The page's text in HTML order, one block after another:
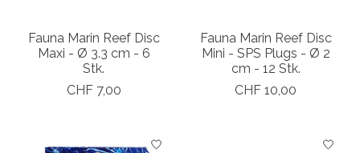
Fauna Marin Reef Disc
Maxi - Ø 3.3 cm - 6
Stk.
CHF 7,00
Fauna Marin Reef Disc
Mini - SPS Plugs - Ø 2
cm - 12 Stk.
CHF 10,00